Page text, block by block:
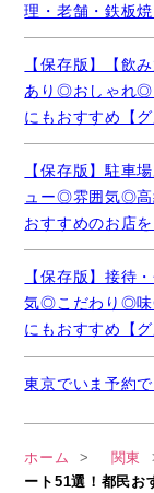
理・老舗・鉄板
【保存版】【飲
あり◎おしゃれ◎
にもおすすめ【
【保存版】駐車
ュー◎雰囲気◎高
おすすめのお店
【保存版】接待
気◎こだわり◎味
にもおすすめ【
東京でいま予約
ホーム 関東
ート51選！都民お